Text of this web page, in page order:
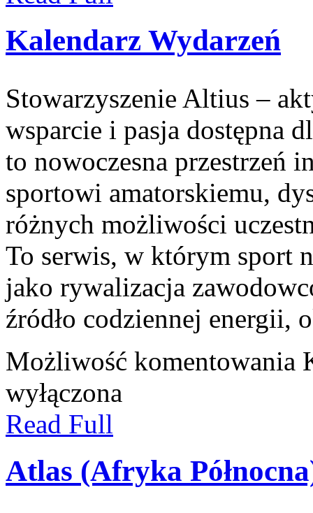
Kalendarz Wydarzeń
Stowarzyszenie Altius –
wsparcie i pasja dostępna
to nowoczesna przestrzeń
sportowi amatorskiemu,
różnych możliwości
To serwis, w którym sport
jako rywalizacja
źródło codziennej energii,
Możliwość komentowania
wyłączona
Read Full
Atlas (Afryka